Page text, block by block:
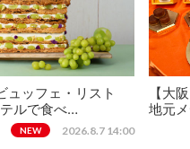
ュッフェ・リスト
ルで食べ…
NEW 2026.8.7 14:00
【大
地元